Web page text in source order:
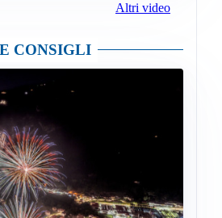
Altri video
CONSIGLI